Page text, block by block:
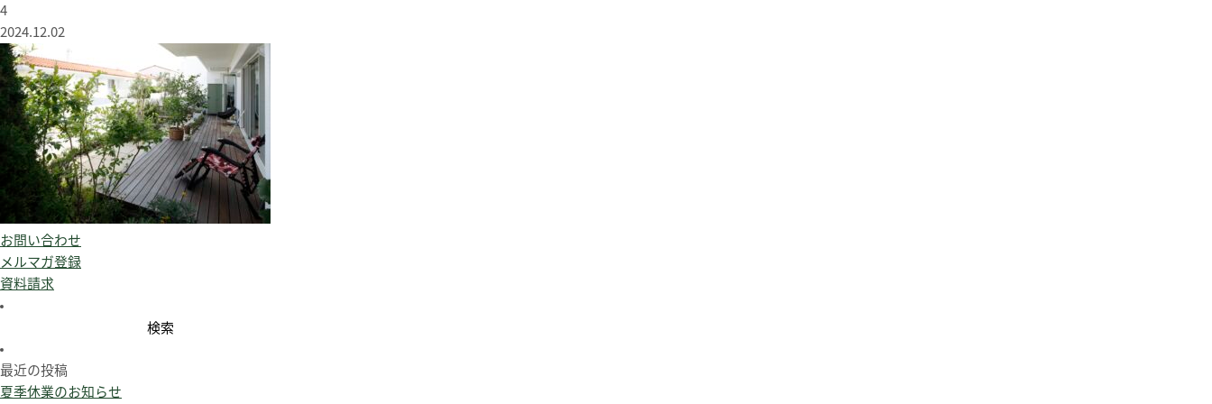
4
2024.12.02
お問い合わせ
メルマガ登録
資料請求
索:
最近の投稿
夏季休業のお知らせ